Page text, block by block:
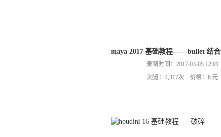
maya 2017 基础教程------bullet 结
录制时间：2017-03-05 12:01
浏览：4,317次 价格：6 元